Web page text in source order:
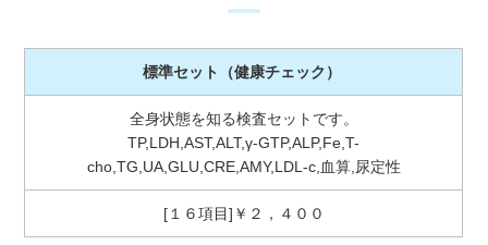
標準セット （健康チェック）
全身状態を知る検査セットです。
TP,LDH,AST,ALT,γ-GTP,ALP,Fe,T-
cho,TG,UA,GLU,CRE,AMY,LDL-c,血算,尿定性
[１６項目]￥２，４００